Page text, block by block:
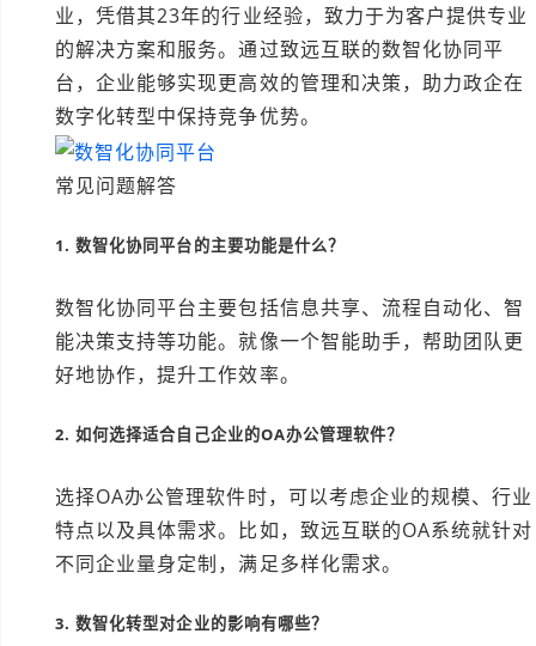
业，凭借其23年的行业经验，致力于为客户提供专业
的解决方案和服务。通过致远互联的数智化协同平
台，企业能够实现更高效的管理和决策，助力政企在
数字化转型中保持竞争优势。
常见问题解答
1. 数智化协同平台的主要功能是什么？
数智化协同平台主要包括信息共享、流程自动化、智
能决策支持等功能。就像一个智能助手，帮助团队更
好地协作，提升工作效率。
2. 如何选择适合自己企业的OA办公管理软件？
选择OA办公管理软件时，可以考虑企业的规模、行业
特点以及具体需求。比如，致远互联的OA系统就针对
不同企业量身定制，满足多样化需求。
3. 数智化转型对企业的影响有哪些？